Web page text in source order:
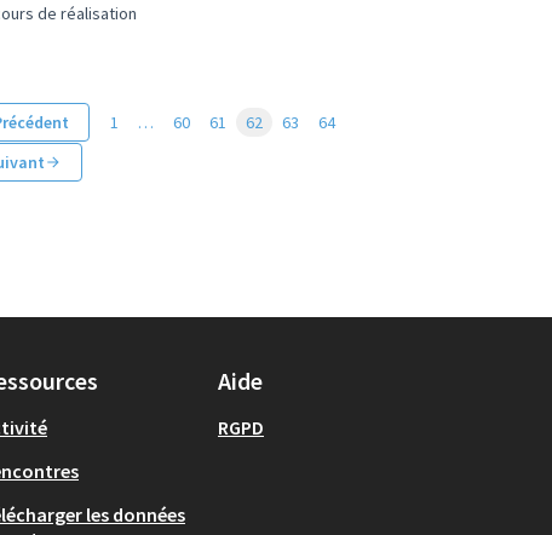
de réalisation
1 … 60 61 62 63
64
les données
Aide
RGPD